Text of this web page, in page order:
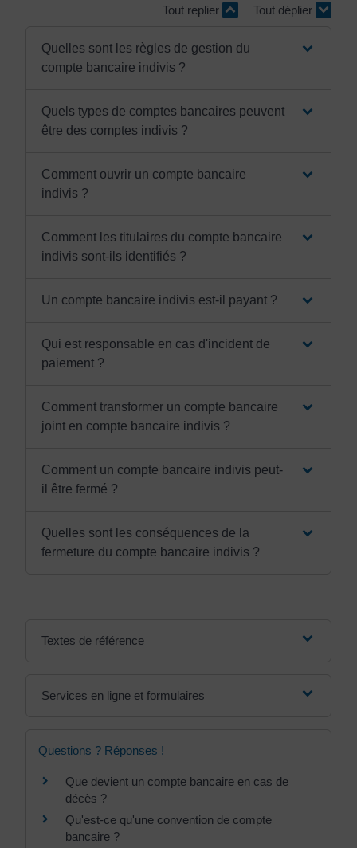
Tout replier Tout déplier
Quelles sont les règles de gestion du
compte bancaire indivis ?
Quels types de comptes bancaires peuvent
être des comptes indivis ?
Comment ouvrir un compte bancaire
indivis ?
Comment les titulaires du compte bancaire
indivis sont-ils identifiés ?
Un compte bancaire indivis est-il payant ?
Qui est responsable en cas d'incident de
paiement ?
Comment transformer un compte bancaire
joint en compte bancaire indivis ?
Comment un compte bancaire indivis peut-
il être fermé ?
Quelles sont les conséquences de la
fermeture du compte bancaire indivis ?
Textes de référence
Services en ligne et formulaires
Questions ? Réponses !
Que devient un compte bancaire en cas de
décès ?
Qu'est-ce qu'une convention de compte
bancaire ?